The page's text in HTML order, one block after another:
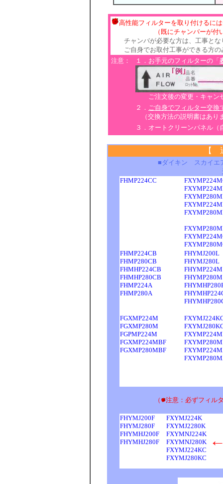
高性能フィルターを取り付けるに
（既にチャンバーが付いてい
チャンバが必要な方は、工事とな
ご自身でお取付工事ができる方の
注意：
１．お手元のフィルターの「
ご注文後の変更・キャン
２． ご自身でフィルター交換
（交換方法の説明書はあり
３．オートクリーンパネル
【
■ダイキン スカイ
FHMP224CC
FHMP224CB
FHMP280CB
FHMHP224CB
FHMHP280CB
FHMP224A
FHMP280A
FHYMJ200L
FHYMJ280L
FHYMP224M
FHYMP280M
FGXMP224M
FGXMP280M
FGPMP224M
FGXMP224MBF
FGXMP280MBF
（ 注意：必ずフィル
FHYMJ200F
FHYMJ280F
FHYMHJ200F
FHYMHJ280F
FXYMJ224K
FXYMJ2280K
FXYMNJ224K
FXYMNJ280K
FXYMJ224KC
FXYMJ280KC